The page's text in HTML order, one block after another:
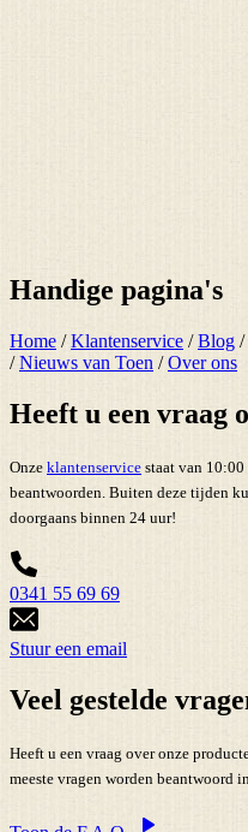
Handige pagina's
Home /Klantenservice /Blog /
/Nieuws van Toen /Over ons
Heeft u een vraag
Onze klantenservice staat van
beantwoorden. Buiten deze tijden
doorgaans binnen 24 uur!
0341 55 69 69
Stuur een email
Veel gestelde
Heeft u een vraag over onze
meeste vragen worden beantwoord